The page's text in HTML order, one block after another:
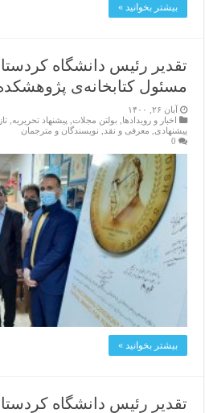
بیشتر بخوانید »
تقدیر رئیس دانشگاه
مسئول کتابخانه‌ی
آبان ۲۶, ۱۴۰۰
اخبار و رویدادها
بولتن مجلات پیشنهاد تحریریه ,
پیشنهادی
معرفی و نقد
نویسندگان و مترجمان
0
بیشتر بخوانید »
تقدیر رئیس دانشگاه